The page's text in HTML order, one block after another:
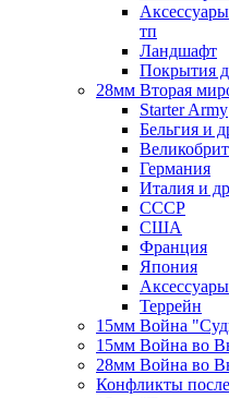
тп
Ландшафт
Покрытия
28мм Вторая
Starter Army
Бельгия и
Германия
Италия и
СССР
США
Франция
Япония
Аксессуары
Террейн
15мм Война
15мм Война во
28мм Война во
Конфликты